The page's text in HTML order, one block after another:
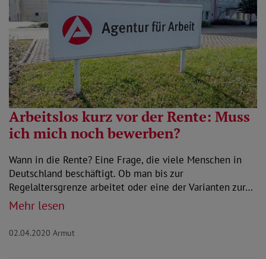
Arbeitslos kurz vor der Rente: Muss
ich mich noch bewerben?
Wann in die Rente? Eine Frage, die viele Menschen in
Deutschland beschäftigt. Ob man bis zur
Regelaltersgrenze arbeitet oder eine der Varianten zur…
Mehr lesen
02.04.2020 Armut